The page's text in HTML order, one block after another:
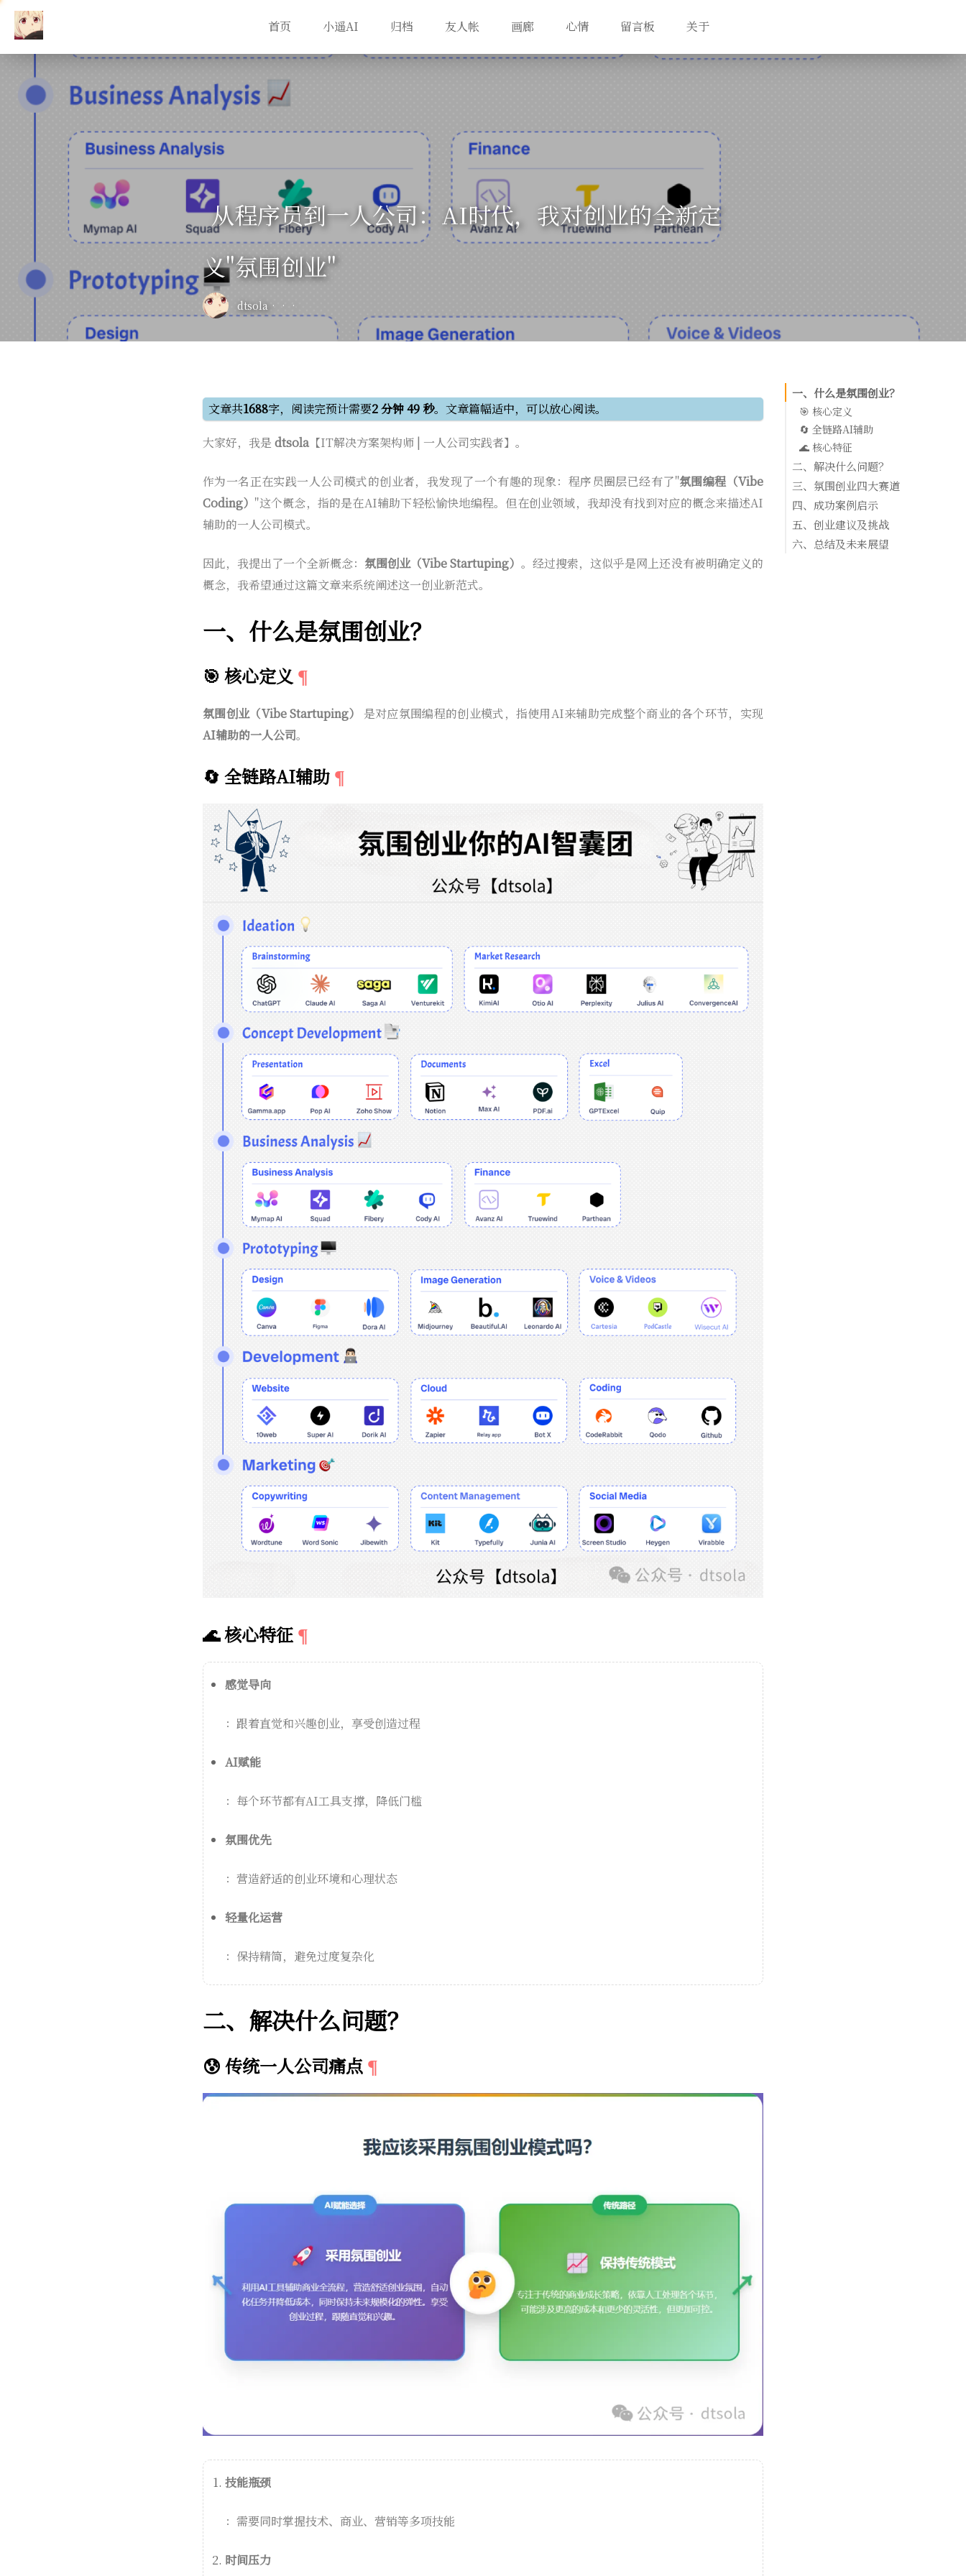
首页 小遥AI 归档 友人帐 画廊 心情 留言板 关于
从程序员到一人公司：AI时代，我对创业的全新定
义"氛围创业"
dtsola
文章共1688字，阅读完预计需要2 分钟 49 秒。文章篇幅适中，可以放心阅读。
大家好，我是 dtsola【IT解决方案架构师 | 一人公司实践者】。
作为一名正在实践一人公司模式的创业者，我发现了一个有趣的现象：程序员圈层已经有了"氛围编程（Vibe
Coding） "这个概念，指的是在AI辅助下轻松愉快地编程。但在创业领域，我却没有找到对应的概念来描述AI
辅助的一人公司模式。
因此，我提出了一个全新概念： 氛围创业（Vibe Startuping） 。经过搜索，这似乎是网上还没有被明确定义的
概念，我希望通过这篇文章来系统阐述这一创业新范式。
一、什么是氛围创业？
🎯 核心定义
氛围创业（Vibe Startuping）
是对应氛围编程的创业模式，指使用AI来辅助完成整个商业的各个环节，实现
AI辅助的一人公司。
🔄 全链路AI辅助
🌊 核心特征
感觉导向
：跟着直觉和兴趣创业，享受创造过程
AI赋能
：每个环节都有AI工具支撑，降低门槛
氛围优先
：营造舒适的创业环境和心理状态
轻量化运营
：保持精简，避免过度复杂化
二、解决什么问题？
😰 传统一人公司痛点
技能瓶颈
：需要同时掌握技术、商业、营销等多项技能
时间压力
一、什么是氛围创业？
🎯 核心定义
🔄 全链路AI辅助
🌊 核心特征
二、解决什么问题？
😰 传统一人公司痛点
✨ 氛围创业的解决方案
三、氛围创业四大赛道
数字产品与服务
内容创作与媒体
顾问与教练服务
四、成功案例启示
1. BuiltWith：一人运营的网站技术
年收入超1400万美元
五、创业建议及挑战
💡 氛围创业策略建议
六、总结及未来展望